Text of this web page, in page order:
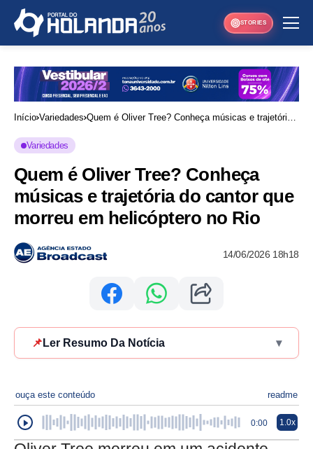
STORIES
Início Variedades Quem é Oliver Tree? Conheça músicas e trajetória
Variedades
Quem é Oliver Tree? Conheça
músicas e trajetória do cantor que
morreu em helicóptero no Rio
14/06/2026 18h18
📌 Ler Resumo Da Notícia ▾
ouça este conteúdo readme
0:00 1.0x